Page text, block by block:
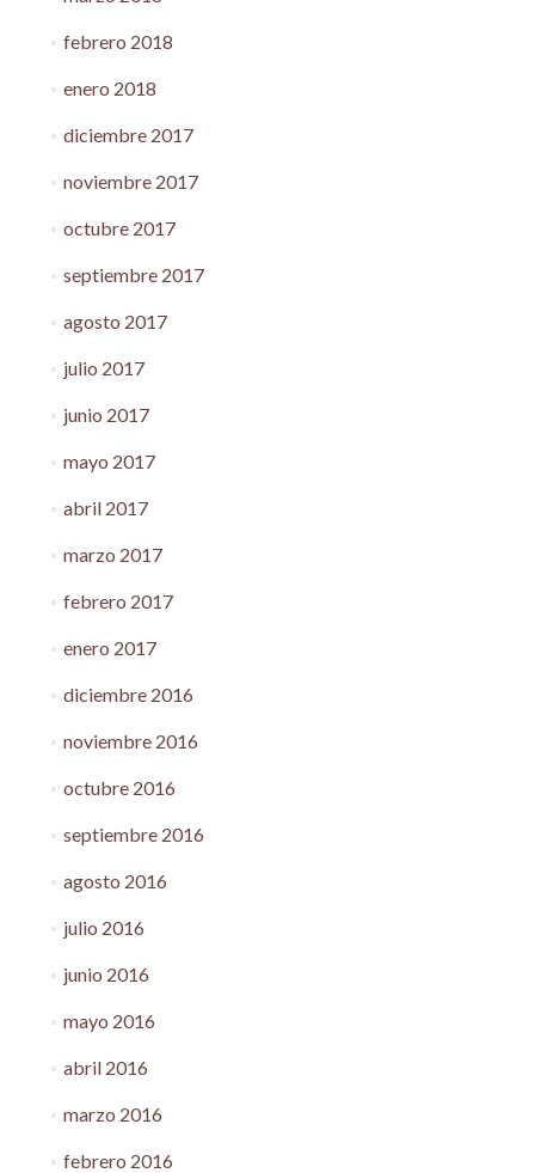
febrero 2018
enero 2018
diciembre 2017
noviembre 2017
octubre 2017
septiembre 2017
agosto 2017
julio 2017
junio 2017
mayo 2017
abril 2017
marzo 2017
febrero 2017
enero 2017
diciembre 2016
noviembre 2016
octubre 2016
septiembre 2016
agosto 2016
julio 2016
junio 2016
mayo 2016
abril 2016
marzo 2016
febrero 2016